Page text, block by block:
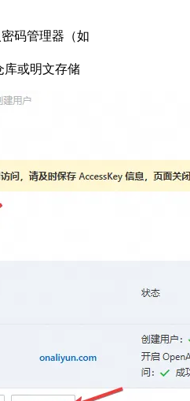
码管理器（如
库或明文存储